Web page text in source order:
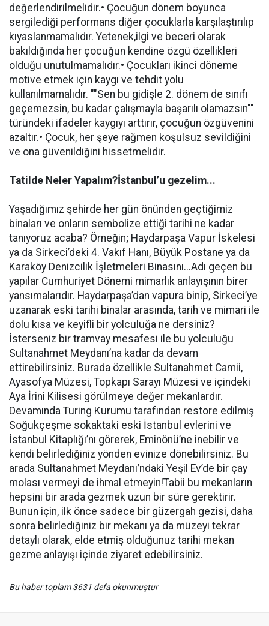
değerlendirilmelidir.• Çocuğun dönem boyunca
sergilediği performans diğer çocuklarla karşılaştırılıp
kıyaslanmamalıdır. Yetenek,ilgi ve beceri olarak
bakıldığında her çocuğun kendine özgü özellikleri
olduğu unutulmamalıdır.• Çocukları ikinci döneme
motive etmek için kaygı ve tehdit yolu
kullanılmamalıdır. ""Sen bu gidişle 2. dönem de sınıfı
geçemezsin, bu kadar çalışmayla başarılı olamazsın""
türündeki ifadeler kaygıyı arttırır, çocuğun özgüvenini
azaltır.• Çocuk, her şeye rağmen koşulsuz sevildiğini
ve ona güvenildiğini hissetmelidir.
Tatilde Neler Yapalım?İstanbul’u gezelim...
Yaşadığımız şehirde her gün önünden geçtiğimiz
binaları ve onların sembolize ettiği tarihi ne kadar
tanıyoruz acaba? Örneğin; Haydarpaşa Vapur İskelesi
ya da Sirkeci’deki 4. Vakıf Hanı, Büyük Postane ya da
Karaköy Denizcilik İşletmeleri Binasını...Adı geçen bu
yapılar Cumhuriyet Dönemi mimarlık anlayışının birer
yansımalarıdır. Haydarpaşa’dan vapura binip, Sirkeci’ye
uzanarak eski tarihi binalar arasında, tarih ve mimari ile
dolu kısa ve keyifli bir yolculuğa ne dersiniz?
İsterseniz bir tramvay mesafesi ile bu yolculuğu
Sultanahmet Meydanı’na kadar da devam
ettirebilirsiniz. Burada özellikle Sultanahmet Camii,
Ayasofya Müzesi, Topkapı Sarayı Müzesi ve içindeki
Aya İrini Kilisesi görülmeye değer mekanlardır.
Devamında Turing Kurumu tarafından restore edilmiş
Soğukçeşme sokaktaki eski İstanbul evlerini ve
İstanbul Kitaplığı’nı görerek, Eminönü’ne inebilir ve
kendi belirlediğiniz yönden evinize dönebilirsiniz. Bu
arada Sultanahmet Meydanı’ndaki Yeşil Ev’de bir çay
molası vermeyi de ihmal etmeyin!Tabii bu mekanların
hepsini bir arada gezmek uzun bir süre gerektirir.
Bunun için, ilk önce sadece bir güzergah gezisi, daha
sonra belirlediğiniz bir mekanı ya da müzeyi tekrar
detaylı olarak, elde etmiş olduğunuz tarihi mekan
gezme anlayışı içinde ziyaret edebilirsiniz.
Bu haber toplam 3631 defa okunmuştur